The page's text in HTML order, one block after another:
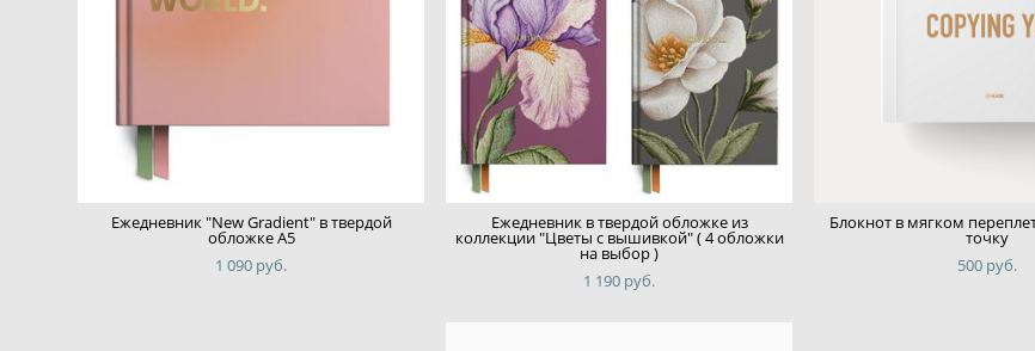
Ежедневник "New Gradient" в твердой
обложке А5
1 090 pуб.
Ежедневник в твердой обложке из
коллекции "Цветы с вышивкой" ( 4 обложки
на выбор )
1 190 pуб.
Блокнот в мягком
точку
500 pуб.